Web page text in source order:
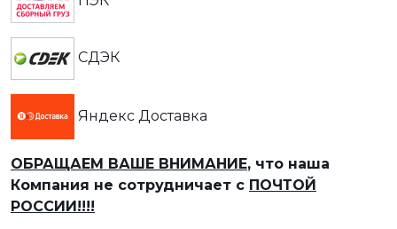
СДЭК
Яндекс Доставка
ОБРАЩАЕМ ВАШЕ ВНИМАНИЕ, что наша
Компания не сотрудничает с ПОЧТОЙ
РОССИИ!!!!